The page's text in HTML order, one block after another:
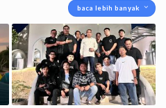
baca lebih banyak